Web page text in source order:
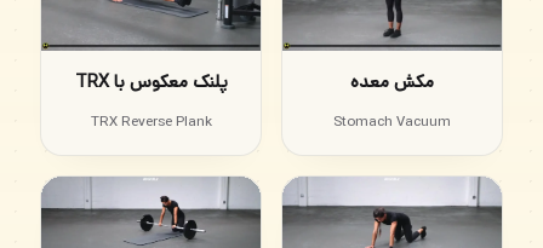
مکش معده
Stomach Vacuum
پلنک معکوس با TRX
TRX Reverse Plank